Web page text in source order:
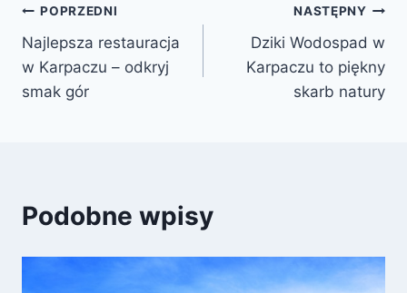
Nawigacja
wpisu
POPRZEDNI
Najlepsza restauracja
w Karpaczu – odkryj
smak gór
NASTĘPNY
Dziki Wodospad w
Karpaczu to piękny
skarb natury
Podobne wpisy